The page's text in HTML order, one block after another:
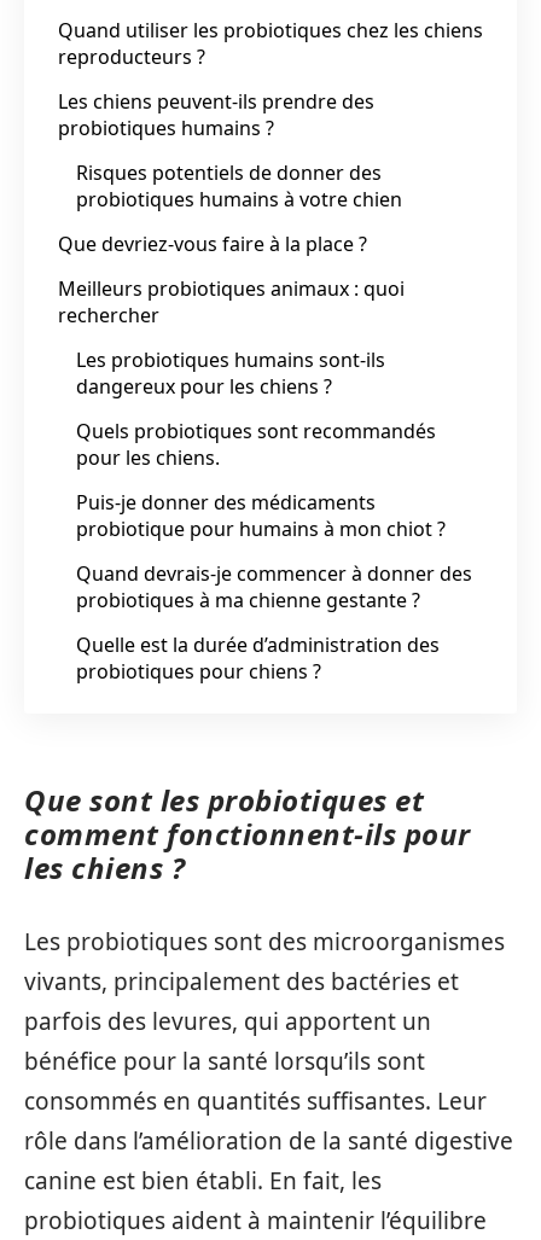
Quand utiliser les probiotiques chez les chiens
reproducteurs ?
Les chiens peuvent-ils prendre des
probiotiques humains ?
Risques potentiels de donner des
probiotiques humains à votre chien
Que devriez-vous faire à la place ?
Meilleurs probiotiques animaux : quoi
rechercher
Les probiotiques humains sont-ils
dangereux pour les chiens ?
Quels probiotiques sont recommandés
pour les chiens.
Puis-je donner des médicaments
probiotique pour humains à mon chiot ?
Quand devrais-je commencer à donner des
probiotiques à ma chienne gestante ?
Quelle est la durée d’administration des
probiotiques pour chiens ?
Que sont les probiotiques et
comment fonctionnent-ils pour
les chiens ?
Les probiotiques sont des microorganismes
vivants, principalement des bactéries et
parfois des levures, qui apportent un
bénéfice pour la santé lorsqu’ils sont
consommés en quantités suffisantes. Leur
rôle dans l’amélioration de la santé digestive
canine est bien établi. En fait, les
probiotiques aident à maintenir l’équilibre